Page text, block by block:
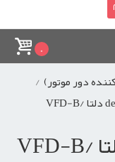
0
دور موتور) /